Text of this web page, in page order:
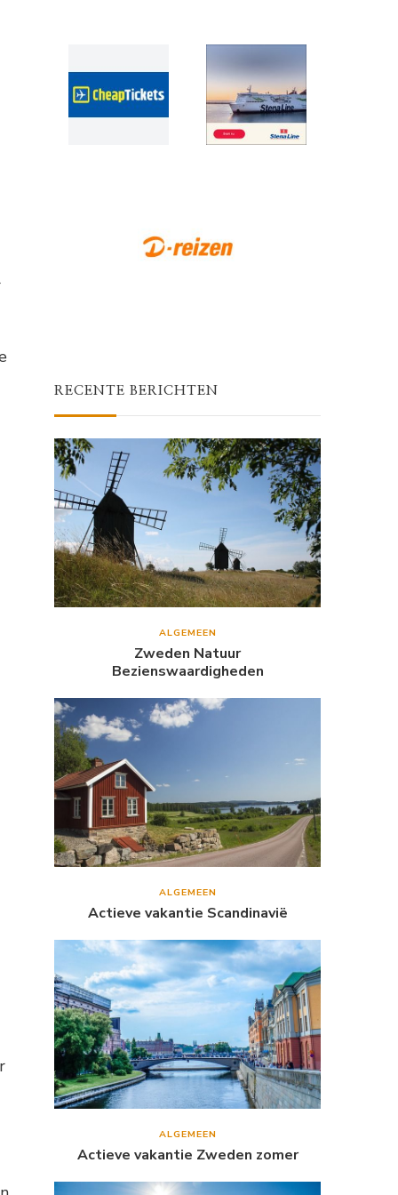
RECENTE BERICHTEN
ALGEMEEN
Zweden Natuur
Bezienswaardigheden
ALGEMEEN
Actieve vakantie Scandinavië
ALGEMEEN
Actieve vakantie Zweden zomer